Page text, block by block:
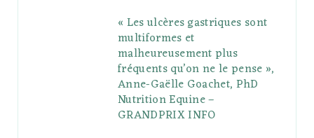
« Les ulcères gastriques sont
multiformes et
malheureusement plus
fréquents qu’on ne le pense »,
Anne-Gaëlle Goachet, PhD
Nutrition Equine –
GRANDPRIX INFO